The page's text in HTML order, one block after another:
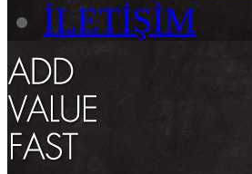
İLETİŞİM